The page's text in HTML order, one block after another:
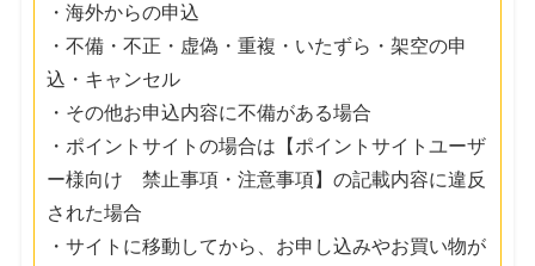
・海外からの申込
・不備・不正・虚偽・重複・いたずら・架空の申
込・キャンセル
・その他お申込内容に不備がある場合
・ポイントサイトの場合は【ポイントサイトユーザ
ー様向け 禁止事項・注意事項】の記載内容に違反
された場合
・サイトに移動してから、お申し込みやお買い物が